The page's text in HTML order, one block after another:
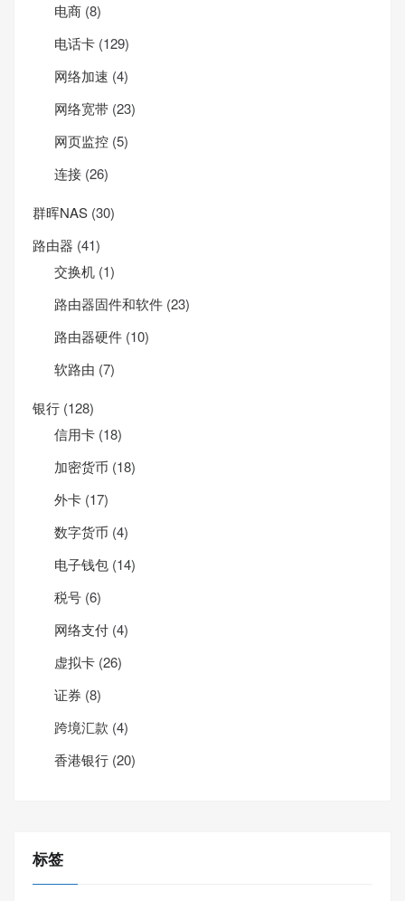
电商 (8)
电话卡 (129)
网络加速 (4)
网络宽带 (23)
网页监控 (5)
连接 (26)
群晖NAS (30)
路由器 (41)
交换机 (1)
路由器固件和软件 (23)
路由器硬件 (10)
软路由 (7)
银行 (128)
信用卡 (18)
加密货币 (18)
外卡 (17)
数字货币 (4)
电子钱包 (14)
税号 (6)
网络支付 (4)
虚拟卡 (26)
证券 (8)
跨境汇款 (4)
香港银行 (20)
标签